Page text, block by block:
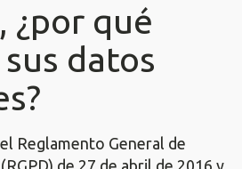
¿por qué
datos
Reglamento General de